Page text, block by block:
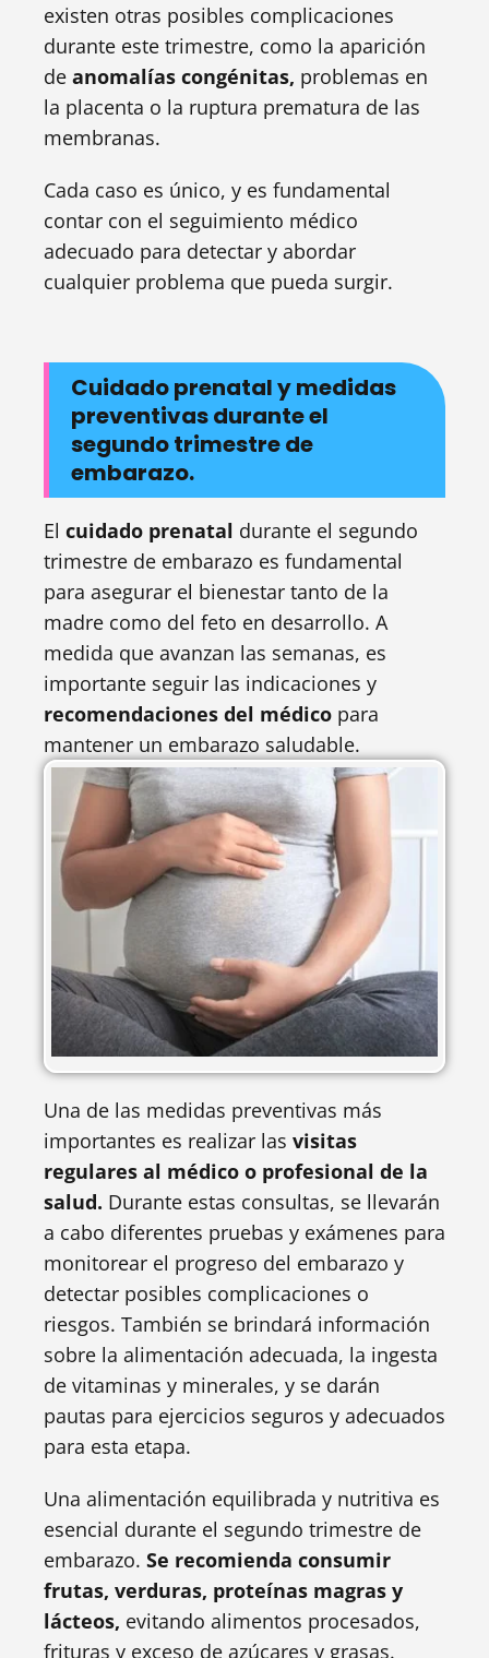
existen otras posibles complicaciones
durante este trimestre, como la aparición
de anomalías congénitas, problemas en
la placenta o la ruptura prematura de las
membranas.
Cada caso es único, y es fundamental
contar con el seguimiento médico
adecuado para detectar y abordar
cualquier problema que pueda surgir.
Cuidado prenatal y medidas
preventivas durante el
segundo trimestre de
embarazo.
El cuidado prenatal durante el segundo
trimestre de embarazo es fundamental
para asegurar el bienestar tanto de la
madre como del feto en desarrollo. A
medida que avanzan las semanas, es
importante seguir las indicaciones y
recomendaciones del médico para
mantener un embarazo saludable.
Una de las medidas preventivas más
importantes es realizar las visitas
regulares al médico o profesional de la
salud. Durante estas consultas, se llevarán
a cabo diferentes pruebas y exámenes para
monitorear el progreso del embarazo y
detectar posibles complicaciones o
riesgos. También se brindará información
sobre la alimentación adecuada, la ingesta
de vitaminas y minerales, y se darán
pautas para ejercicios seguros y adecuados
para esta etapa.
Una alimentación equilibrada y nutritiva es
esencial durante el segundo trimestre de
embarazo. Se recomienda consumir
frutas, verduras, proteínas magras y
lácteos, evitando alimentos procesados,
frituras y exceso de azúcares y grasas.